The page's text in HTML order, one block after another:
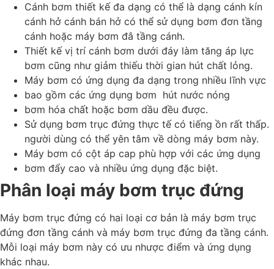
Cánh bơm thiết kế đa dạng có thể là dạng cánh kín
cánh hở cánh bán hở có thể sử dụng bơm đơn tầng
cánh hoặc máy bơm đâ tầng cánh.
Thiết kế vị trí cánh bơm dưới đáy làm tăng áp lực
bơm cũng như giảm thiếu thời gian hút chất lỏng.
Máy bơm có ứng dụng đa dạng trong nhiều lĩnh vực
bao gồm các ứng dụng bơm hút nước nóng
bơm hóa chất hoặc bơm dầu đều được.
Sử dụng bơm trục đứng thực tế có tiếng ồn rất thấp.
người dùng có thể yên tâm về dòng máy bơm này.
Máy bơm có cột áp cap phù hợp với các ứng dụng
bơm đẩy cao và nhiều ứng dụng đặc biệt.
Phân loại máy bơm trục đứng
Máy bơm trục đứng có hai loại cơ bản là máy bơm trục
đứng đơn tầng cánh và máy bơm trục đứng đa tầng cánh.
Mỗi loại máy bơm này có ưu nhược điểm và ứng dụng
khác nhau.